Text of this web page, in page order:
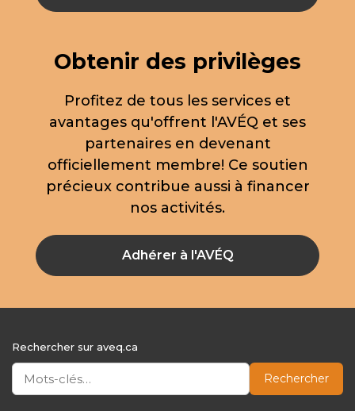
Obtenir des privilèges
Profitez de tous les services et
avantages qu'offrent l'AVÉQ et ses
partenaires en devenant
officiellement membre! Ce soutien
précieux contribue aussi à financer
nos activités.
Adhérer à l'AVÉQ
Rechercher sur aveq.ca
Rechercher